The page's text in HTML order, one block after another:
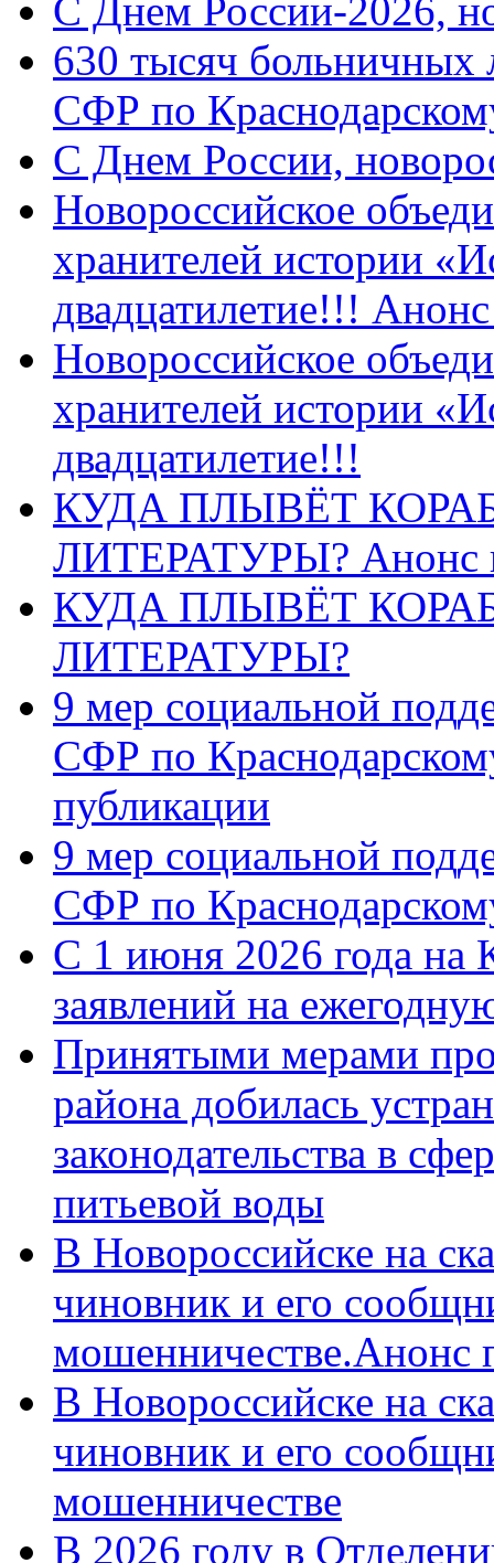
C Днем России-2026,
630 тысяч больничных
СФР по
C Днем России,
Новороссийское
хранителей истории
двадцатилетие!!!
Новороссийское
хранителей истории
двадцатилетие!!!
КУДА ПЛЫВЁТ
ЛИТЕРАТУРЫ? Анонс
КУДА ПЛЫВЁТ
ЛИТЕРАТУРЫ?
9 мер социальной
СФР по
публикации
9 мер социальной
СФР по
С 1 июня 2026 года на
заявлений на
Принятыми мерами
района добилась
законодательства в
питьевой воды
В Новороссийске на
чиновник и его
мошенничестве.Анонс
В Новороссийске на
чиновник и его
мошенничестве
В 2026 году в